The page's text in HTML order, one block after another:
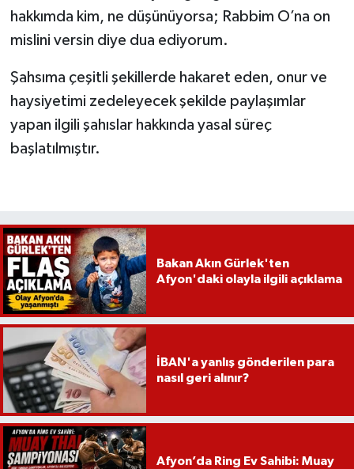
hakkımda kim, ne düşünüyorsa; Rabbim O’na on
mislini versin diye dua ediyorum.
Şahsıma çeşitli şekillerde hakaret eden, onur ve
haysiyetimi zedeleyecek şekilde paylaşımlar
yapan ilgili şahıslar hakkında yasal süreç
başlatılmıştır.
Bakan Akın Gürlek'ten
Afyon'daki olayla ilgili açıklama
İBAN'a yanlış gönderilen para
nasıl geri alınır?
Afyon’da Ring Ev Sahibi: Muay